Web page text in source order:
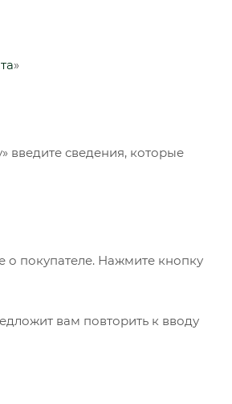
»
введите сведения, которые
о покупателе. Нажмите кнопку
вам повторить к вводу